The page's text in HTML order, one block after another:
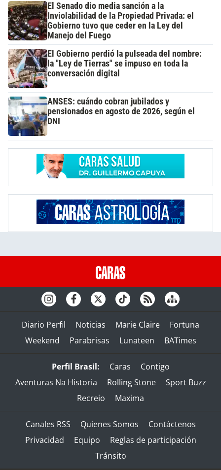
El Senado dio media sanción a la
Inviolabilidad de la Propiedad Privada: el
Gobierno tuvo que ceder en la Ley del
Manejo del Fuego
El Gobierno perdió la pulseada del nombre:
la "Ley de Tierras" se impuso en toda la
conversación digital
ANSES: cuándo cobran jubilados y
pensionados en agosto de 2026, según el
DNI
Diario Perfil Noticias Marie Claire
Fortuna
Weekend
Parabrisas Lunateen BATimes
Perfil Brasil: Caras
Contigo
Aventuras Na Historia
Rolling Stone
Sport Buzz
Recreio
Maxima
Canales RSS Quienes Somos
Contáctenos
Privacidad
Equipo
Reglas de participación
Tránsito